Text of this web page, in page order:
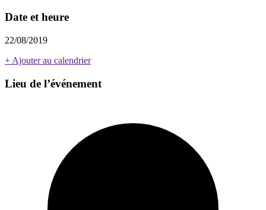
Date et heure
22/08/2019
+ Ajouter au calendrier
Lieu de l’événement